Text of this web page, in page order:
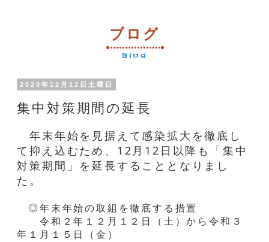
ブログ
Blog
2020年12月12日土曜日
集中対策期間の延長
年末年始を見据えて感染拡大を徹底し
て抑え込むため、12月12日以降も「集中
対策期間」を延長することとなりまし
た。
◎年末年始の取組を徹底する措置
令和２年１２月１２日（土）から令和３
年１月１５日（金）